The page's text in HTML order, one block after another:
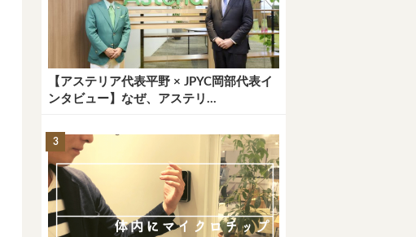
【アステリア代表平野 × JPYC岡部代表イ
ンタビュー】なぜ、アステリ...